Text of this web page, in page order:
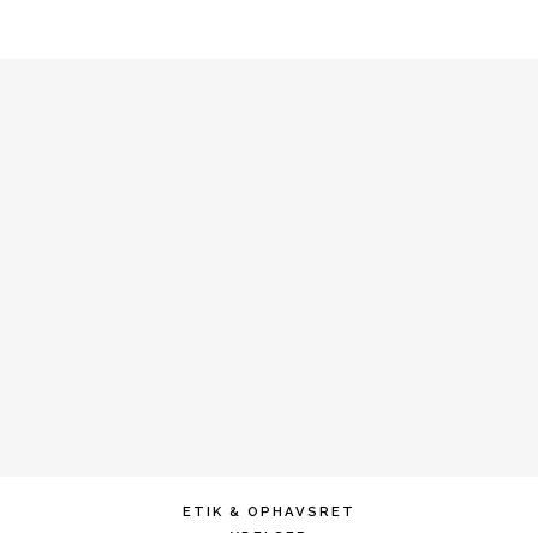
ETIK & OPHAVSRET